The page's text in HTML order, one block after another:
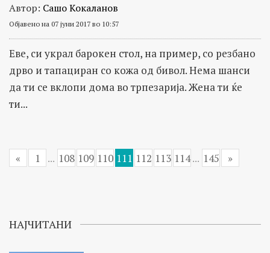
Автор: Сашо Кокаланов
Објавено на 07 јуни 2017 во 10:57
Еве, си украл барокен стол, на пример, со резбано
дрво и тапациран со кожа од бивол. Нема шанси
да ти се вклопи дома во трпезарија. Жена ти ќе
ти...
« 1 ... 108 109 110 111 112 113 114... 145 »
НАЈЧИТАНИ